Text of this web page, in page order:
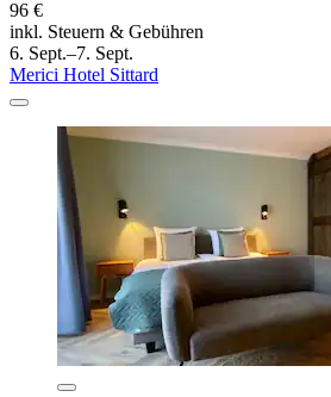
96 €
inkl. Steuern & Gebühren
6. Sept.–7. Sept.
Merici Hotel Sittard